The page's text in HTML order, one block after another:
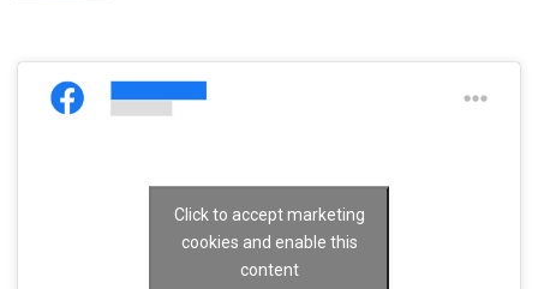
Click to accept marketing
cookies and enable this
content